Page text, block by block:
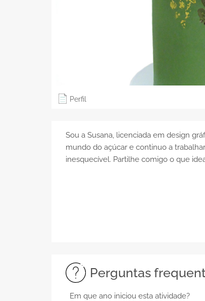
Perfil
Sou a Susana, licenciada em design
mundo do açúcar e continuo a
inesquecível. Partilhe comigo o que
Perguntas
Em que ano iniciou esta atividade?